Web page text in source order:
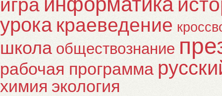
игра
урока краеведение
школа обществознание
рабочая программа
химия экология